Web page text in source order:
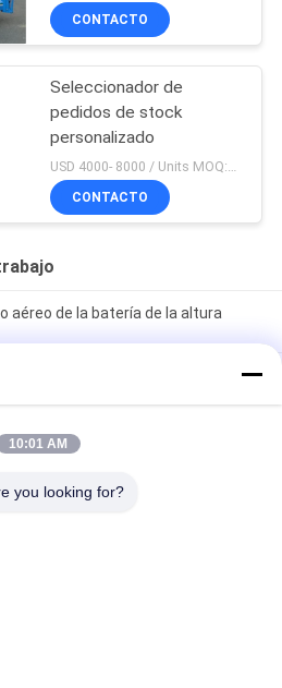
CONTACTO
Seleccionador de
pedidos de stock
personalizado
USD 4000- 8000 / Units MOQ:1 set
CONTACTO
aéreo de la batería de la altura
de la plataforma de trabajo
del palo del doble de la
M
autopropulsado de alta calidad
10:01 AM
you looking for?